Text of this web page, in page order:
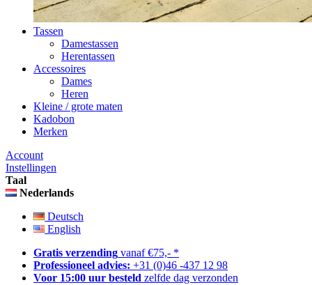
Tassen
Damestassen
Herentassen
Accessoires
Dames
Heren
Kleine / grote maten
Kadobon
Merken
Account
Instellingen
Taal
Nederlands
Deutsch
English
Gratis verzending vanaf €75,- *
Professioneel advies: +31 (0)46 -437 12 98
Voor 15:00 uur besteld zelfde dag verzonden